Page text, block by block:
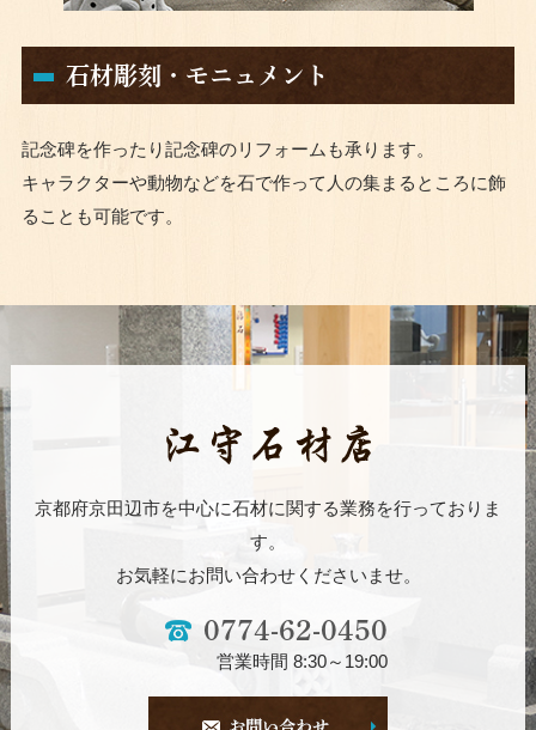
石材彫刻・モニュメント
記念碑を作ったり記念碑のリフォームも承ります。
キャラクターや動物などを石で作って人の集まるところに飾
ることも可能です。
京都府京田辺市を中心に石材に関する業務を行っておりま
す。
お気軽にお問い合わせくださいませ。
0774-62-0450
営業時間 8:30～19:00